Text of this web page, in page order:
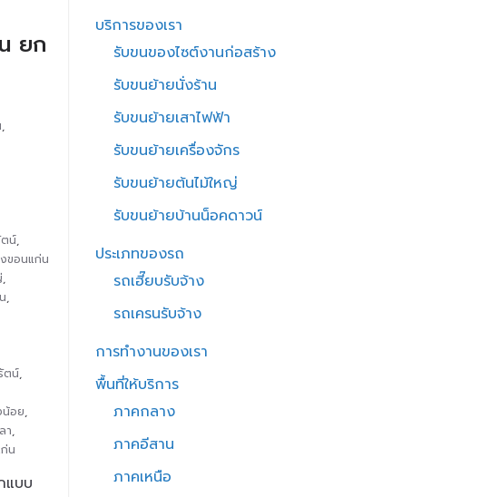
ยก
,
น์,
ขอนแก่น
,
,
ตน์,
น้อย,
า,
น
แบบ
บริการของเรา
รับขนของไซต์งานก่อสร้าง
รับขนย้ายนั่งร้าน
รับขนย้ายเสาไฟฟ้า
รับขนย้ายเครื่องจักร
รับขนย้ายต้นไม้ใหญ่
รับขนย้ายบ้านน็อคดาวน์
ประเภทของรถ
รถเฮี๊ยบรับจ้าง
รถเครนรับจ้าง
การทำงานของเรา
พื้นที่ให้บริการ
ภาคกลาง
ภาคอีสาน
ภาคเหนือ